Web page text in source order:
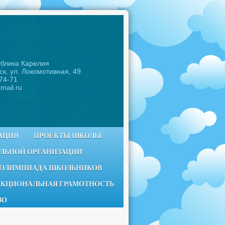
Карелия
ул. Локомотивная, 49
71
ПРОЕКТЫ ШКОЛЫ
ОРГАНИЗАЦИИ
ШКОЛЬНИКОВ
ГРАМОТНОСТЬ